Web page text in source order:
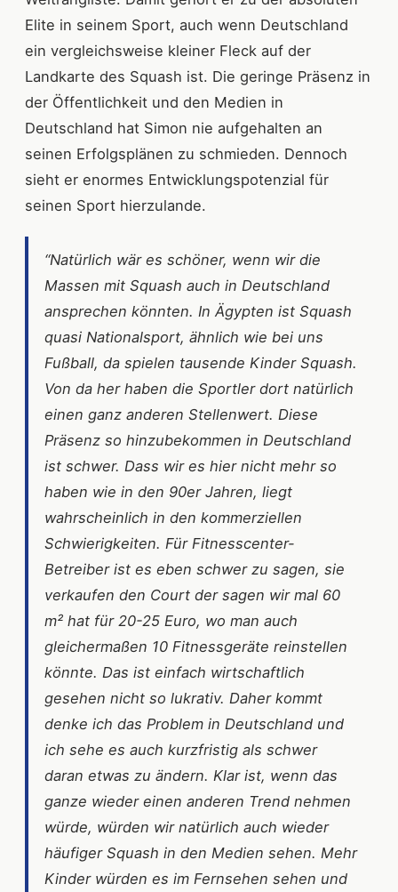
Elite in seinem Sport, auch wenn Deutschland
ein vergleichsweise kleiner Fleck auf der
Landkarte des Squash ist. Die geringe Präsenz in
der Öffentlichkeit und den Medien in
Deutschland hat Simon nie aufgehalten an
seinen Erfolgsplänen zu schmieden. Dennoch
sieht er enormes Entwicklungspotenzial für
seinen Sport hierzulande.
“Natürlich wär es schöner, wenn wir die
Massen mit Squash auch in Deutschland
ansprechen könnten. In Ägypten ist Squash
quasi Nationalsport, ähnlich wie bei uns
Fußball, da spielen tausende Kinder Squash.
Von da her haben die Sportler dort natürlich
einen ganz anderen Stellenwert. Diese
Präsenz so hinzubekommen in Deutschland
ist schwer. Dass wir es hier nicht mehr so
haben wie in den 90er Jahren, liegt
wahrscheinlich in den kommerziellen
Schwierigkeiten. Für Fitnesscenter-
Betreiber ist es eben schwer zu sagen, sie
verkaufen den Court der sagen wir mal 60
m² hat für 20-25 Euro, wo man auch
gleichermaßen 10 Fitnessgeräte reinstellen
könnte. Das ist einfach wirtschaftlich
gesehen nicht so lukrativ. Daher kommt
denke ich das Problem in Deutschland und
ich sehe es auch kurzfristig als schwer
daran etwas zu ändern. Klar ist, wenn das
ganze wieder einen anderen Trend nehmen
würde, würden wir natürlich auch wieder
häufiger Squash in den Medien sehen. Mehr
Kinder würden es im Fernsehen sehen und